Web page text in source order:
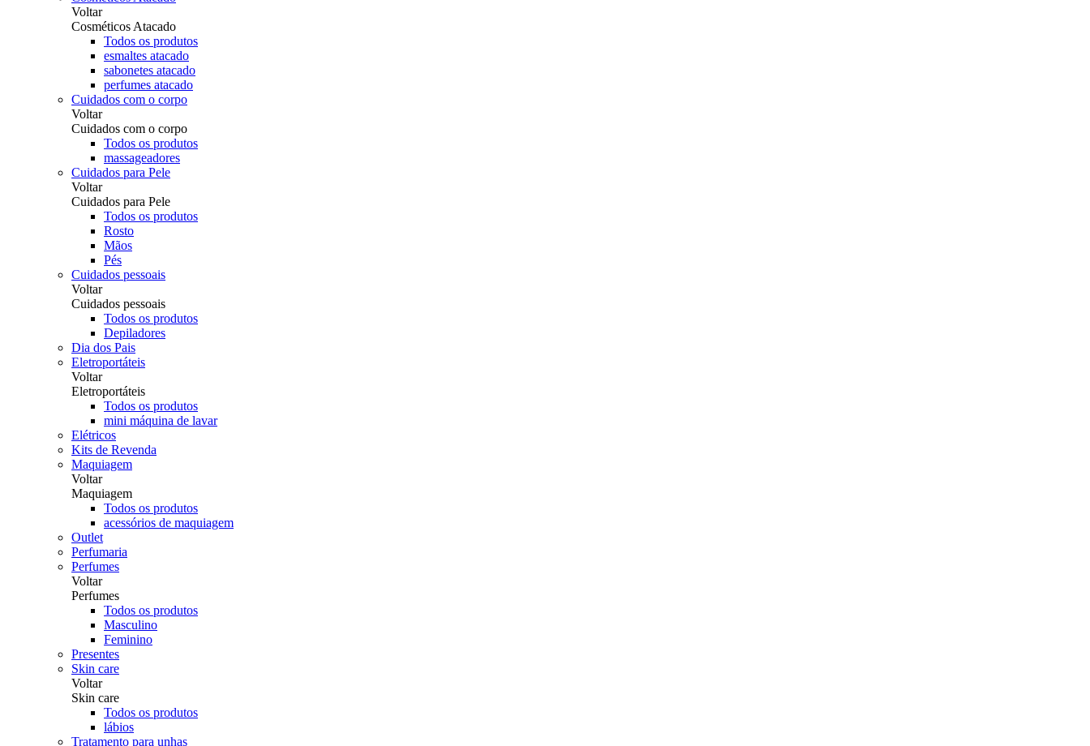
Voltar
Cosméticos Atacado
Todos os produtos
esmaltes atacado
sabonetes atacado
perfumes atacado
Cuidados com o corpo
Voltar
Cuidados com o corpo
Todos os produtos
massageadores
Cuidados para Pele
Voltar
Cuidados para Pele
Todos os produtos
Rosto
Mãos
Pés
Cuidados pessoais
Voltar
Cuidados pessoais
Todos os produtos
Depiladores
Dia dos Pais
Eletroportáteis
Voltar
Eletroportáteis
Todos os produtos
mini máquina de lavar
Elétricos
Kits de Revenda
Maquiagem
Voltar
Maquiagem
Todos os produtos
acessórios de maquiagem
Outlet
Perfumaria
Perfumes
Voltar
Perfumes
Todos os produtos
Masculino
Feminino
Presentes
Skin care
Voltar
Skin care
Todos os produtos
lábios
Tratamento para unhas